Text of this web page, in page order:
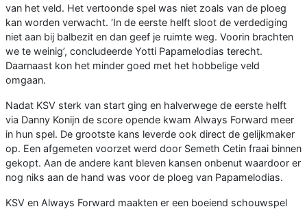
van het veld. Het vertoonde spel was niet zoals van de ploeg
kan worden verwacht. ‘In de eerste helft sloot de verdediging
niet aan bij balbezit en dan geef je ruimte weg. Voorin brachten
we te weinig’, concludeerde Yotti Papamelodias terecht.
Daarnaast kon het minder goed met het hobbelige veld
omgaan.
Nadat KSV sterk van start ging en halverwege de eerste helft
via Danny Konijn de score opende kwam Always Forward meer
in hun spel. De grootste kans leverde ook direct de gelijkmaker
op. Een afgemeten voorzet werd door Semeth Cetin fraai binnen
gekopt. Aan de andere kant bleven kansen onbenut waardoor er
nog niks aan de hand was voor de ploeg van Papamelodias.
KSV en Always Forward maakten er een boeiend schouwspel